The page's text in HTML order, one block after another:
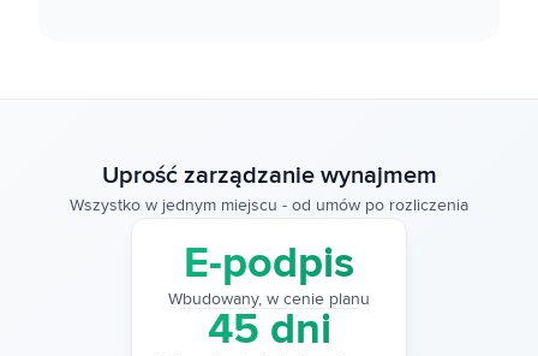
Uprość zarządzanie wynajmem
Wszystko w jednym miejscu - od umów po rozliczenia
E-podpis
Wbudowany, w cenie planu
45 dni